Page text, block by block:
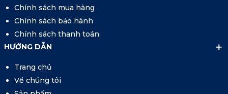
Chính sách mua hàng
Chính sách bảo hành
Chính sách thanh toán
HƯỚNG DẪN
Trang chủ
Về chúng tôi